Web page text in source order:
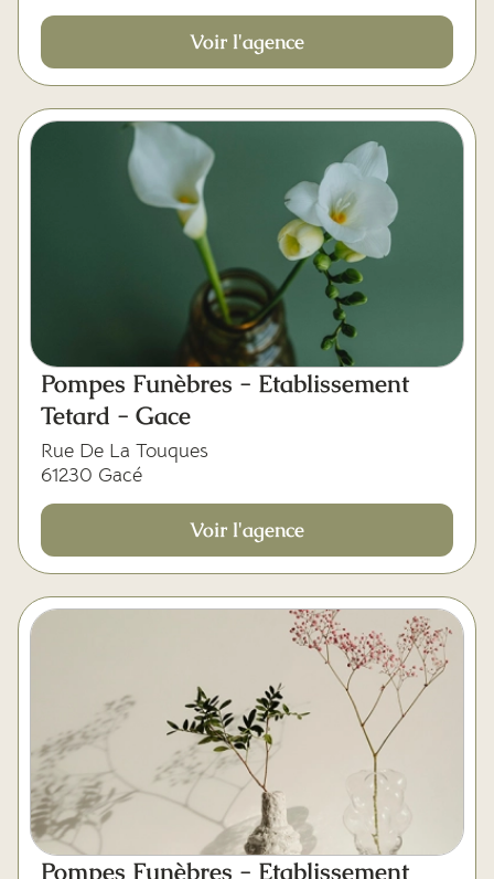
Voir l'agence
Pompes Funèbres - Etablissement
Tetard - Gace
Rue De La Touques
61230 Gacé
Voir l'agence
Pompes Funèbres - Etablissement